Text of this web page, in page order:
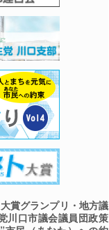
賞グランプリ・地方議
川口市議会議員団政策